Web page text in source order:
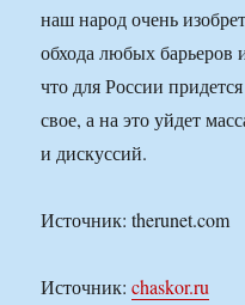
наш народ очень
обхода любых барьеров
что для России
свое, а на это уйдет
и дискуссий.
Источник: therunet.com
Источник:chaskor.ru